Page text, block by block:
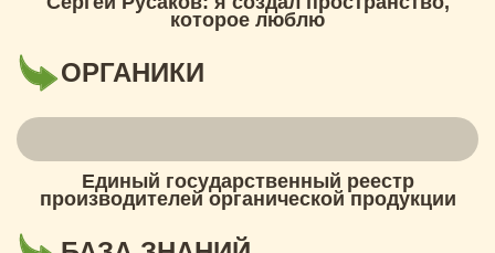
которое люблю
ОРГАНИКИ
Единый государственный реестр
производителей органической продукции